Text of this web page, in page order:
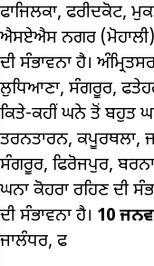
ਫਾਜਿਲਕਾ, ਫਰੀਦਕੋਟ,
ਐਸਏਐਸ ਨਗਰ
ਦੀ ਸੰਭਾਵਨਾ ਹੈ।
ਲੁਧਿਆਣਾ, ਸੰਗਰੂਰ,
ਕਿਤੇ-ਕਹੀਂ ਘਨੇ ਤੋਂ ਬਹੁਤ
ਤਰਨਤਾਰਨ, ਕਪੂਰਥਲਾ,
ਸੰਗਰੂਰ, ਫਿਰੋਜਪੁਰ,
ਘਨਾ ਕੋਹਰਾ ਰਹਿਣ ਦੀ
ਦੀ ਸੰਭਾਵਨਾ ਹੈ। 10
ਜਾਲੰਧਰ, ਫ